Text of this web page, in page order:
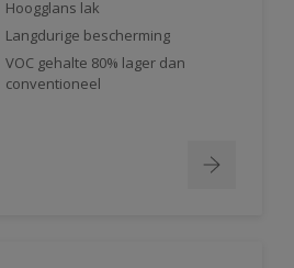
Hoogglans lak
Langdurige bescherming
VOC gehalte 80% lager dan
conventioneel